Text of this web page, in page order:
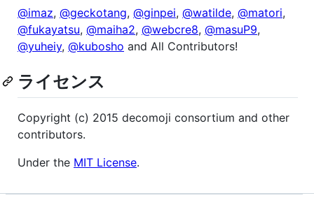
@imaz, @geckotang, @ginpei, @watilde, @matori,
@fukayatsu, @maiha2, @webcre8, @masuP9,
@yuheiy, @kubosho and All Contributors!
ライセンス
Copyright (c) 2015 decomoji consortium and other
contributors.
Under the MIT License.